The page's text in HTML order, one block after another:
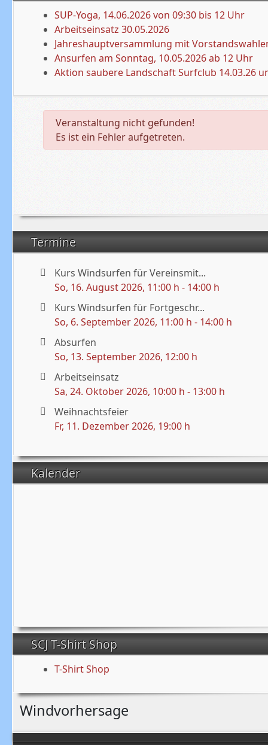
SUP-Yoga, 14.06.2026 von 09:30 bis 12 Uhr
Arbeitseinsatz 30.05.2026
Jahreshauptversammlung mit
Ansurfen am Sonntag, 10.05.2026 ab 12 Uhr
Aktion saubere Landschaft Surfclub 14.03.26
Termine
Kurs Windsurfen für Vereinsmit...
So, 16. August 2026, 11:00 h - 14:00 h
Kurs Windsurfen für Fortgeschr...
So, 6. September 2026, 11:00 h - 14:00 h
Absurfen
So, 13. September 2026, 12:00 h
Arbeitseinsatz
Sa, 24. Oktober 2026, 10:00 h - 13:00 h
Weihnachtsfeier
Fr, 11. Dezember 2026, 19:00 h
Kalender
SCJ T-Shirt Shop
T-Shirt Shop
danger
Veranstaltung nicht gefunden!
Es ist ein Fehler aufgetreten.
Windvorhersage